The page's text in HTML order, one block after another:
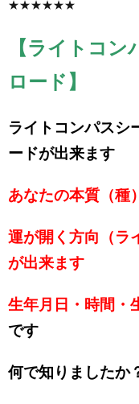
★★★★★★
【ライトコ
ロード】
ライトコンパスシ
ードが出来ます
あなたの本質（種
運が開く方向（ラ
が出来ます
生年月日・時間・
です
何で知りましたか